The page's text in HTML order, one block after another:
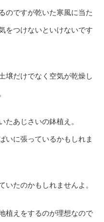
のですが乾いた寒風に当た
をつけないといけないです
壌だけでなく空気が乾燥し
たあじさいの鉢植え。
いに張っているかもしれま
いたのかもしれませんよ。
植えをするのが理想なので